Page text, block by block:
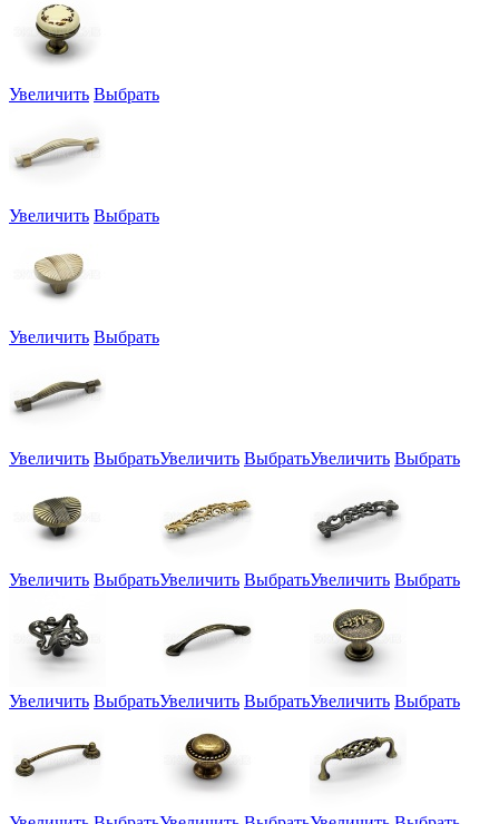
Увеличить Выбрать
Увеличить Выбрать
Увеличить Выбрать
Увеличить ВыбратьУвеличить ВыбратьУвеличить Выбрать
Увеличить ВыбратьУвеличить ВыбратьУвеличить Выбрать
Увеличить ВыбратьУвеличить ВыбратьУвеличить Выбрать